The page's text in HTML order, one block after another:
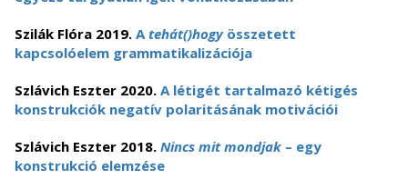
Szilák Flóra 2019. Atehát()hogyösszetett
kapcsolóelem grammatikalizációja
Szlávich Eszter 2020. A létigét tartalmazó kétigés
konstrukciók negatív polaritásának motivációi
Szlávich Eszter 2018. Nincs mit mondjak – egy
konstrukció elemzése